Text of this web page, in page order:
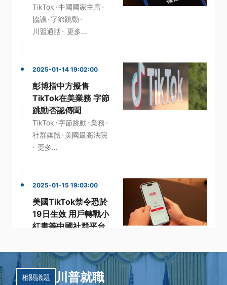
TikTok ·中國國家主席·
協議 ·字節跳動 ·
川習通話· 更多...
2025-01-14 19:02:00
彭博指中方擬售
TikTok在美業務 字節
跳動否認傳聞
TikTok ·字節跳動 ·業務 ·
社群媒體 · 美國最高法院
· 更多...
2025-01-15 19:03:00
美國TikTok禁令恐於
19日生效 用戶轉戰小
紅書等中國社群平台
應用程式·用戶·
社群平台·更多...
相關議題
川普就職